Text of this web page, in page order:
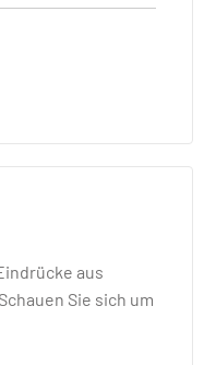
aus
Sie sich um